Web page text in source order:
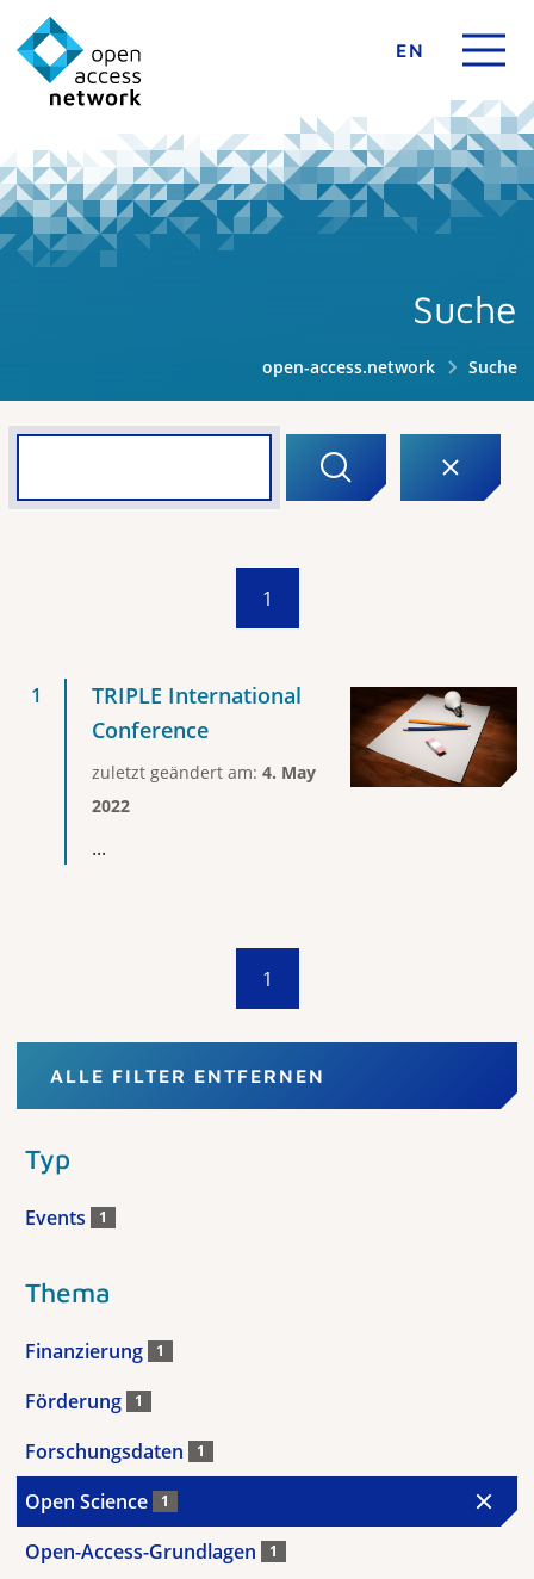
EN
Suche
open-access.network Suche
1
TRIPLE International
Conference
zuletzt geändert am: 4. May
2022
...
1
ALLE FILTER ENTFERNEN
Typ
Events 1
Thema
Finanzierung 1
Förderung 1
Forschungsdaten 1
Open Science 1
Open-Access-Grundlagen 1